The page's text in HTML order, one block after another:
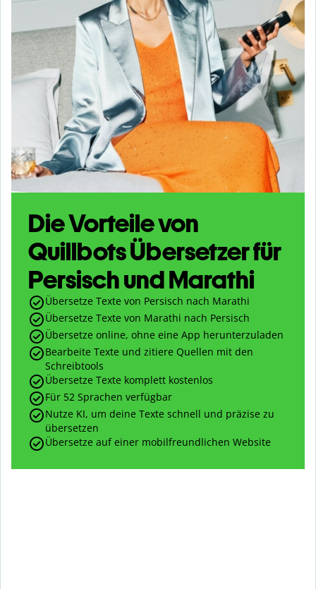
Die Vorteile von
Quillbots Übersetzer für
Persisch und Marathi
Übersetze Texte von Persisch nach Marathi
Übersetze Texte von Marathi nach Persisch
Übersetze online, ohne eine App herunterzuladen
Bearbeite Texte und zitiere Quellen mit den
Schreibtools
Übersetze Texte komplett kostenlos
Für 52 Sprachen verfügbar
Nutze KI, um deine Texte schnell und präzise zu
übersetzen
Übersetze auf einer mobilfreundlichen Website